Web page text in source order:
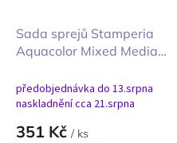
Sada sprejů Stamperia
Aquacolor Mixed Media
herbář 3ks
předobjednávka do 13.srpna
naskladnění cca 21.srpna
351 Kč / ks